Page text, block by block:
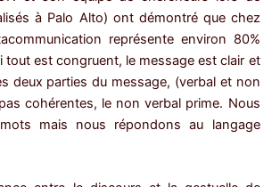
à Palo Alto) ont démontré que chez
représente environ 80%
tout est congruent, le message est clair et
deux parties du message, (verbal et non
cohérentes, le non verbal prime. Nous
mais nous répondons au langage